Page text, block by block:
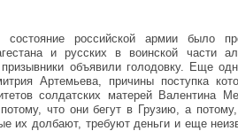
российской армии было
и русских в воинской части
объявили голодовку. Еще
Артемьева, причины поступка
солдатских матерей Валентина
что они бегут в Грузию, а
их долбают, требуют деньги и еще